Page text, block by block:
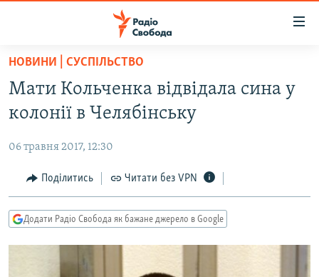
Перейти
основного
матеріалу
до
навігації
Перейти
до
ПОЛІТИКА
ЕКОНОМІКА
КУЛЬТУРА
ВІЙНА
РОСІЙСЬКА «ФІЛЬТРАЦІЯ»
КРИМ.РЕАЛІЇ
НОВИНИ | СУСПІЛЬСТВО
Мати Кольченка відвідала сина у
колонії в Челябінську
06 травня 2017, 12:30
Поділитись Читати без VPN
Додати Радіо Свобода як бажане джерело в Google